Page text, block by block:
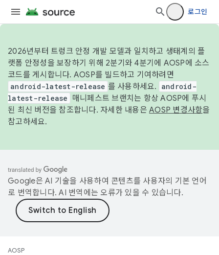
로그인
2026년부터 트렁크 안정 개발 모델과 일치하고 생태계의 플
랫폼 안정성을 보장하기 위해 2분기와 4분기에 AOSP에 소스
코드를 게시합니다. AOSP를 빌드하고 기여하려면
android-latest-release 를 사용하세요.
android-
latest-release
매니페스트 브랜치는 항상 AOSP에 푸시
된 최신 버전을 참조합니다. 자세한 내용은 AOSP 변경사항을
참고하세요.
Google은 AI 기술을 사용하여 콘텐츠를 사용자의 기본 언어
로 번역합니다. AI 번역에는 오류가 있을 수 있습니다.
AOSP